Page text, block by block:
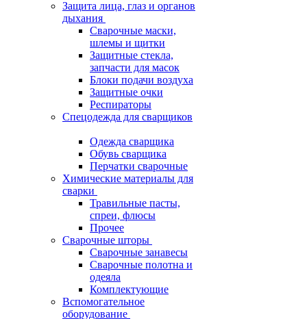
Защита лица, глаз и органов
дыхания
Сварочные маски,
шлемы и щитки
Защитные стекла,
запчасти для масок
Блоки подачи воздуха
Защитные очки
Респираторы
Спецодежда для сварщиков
Одежда сварщика
Обувь сварщика
Перчатки сварочные
Химические материалы для
сварки
Травильные пасты,
спреи, флюсы
Прочее
Сварочные шторы
Сварочные занавесы
Сварочные полотна и
одеяла
Комплектующие
Вспомогательное
оборудование